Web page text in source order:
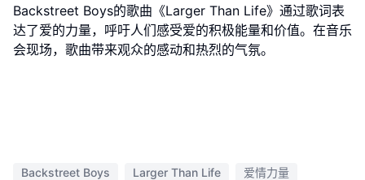
Backstreet Boys的歌曲《Larger Than Life》通过歌词表
达了爱的力量，呼吁人们感受爱的积极能量和价值。在音乐
会现场，歌曲带来观众的感动和热烈的气氛。
Backstreet Boys Larger Than Life
爱情力量